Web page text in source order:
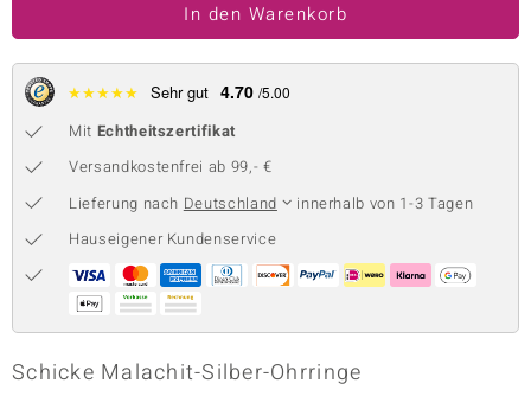
Collection
In den Warenkorb
★★★★★ Sehr gut 4.70 /5.00
Mit Echtheitszertifikat
Versandkostenfrei ab 99,- €
Lieferung nach Deutschland
innerhalb von 1-3 Tagen
Hauseigener Kundenservice
Schicke Malachit-Silber-Ohrringe